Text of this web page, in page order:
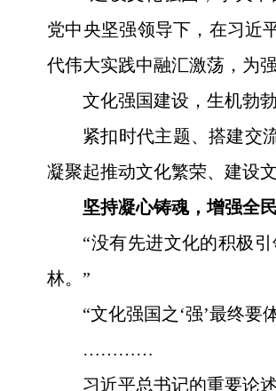
党中央坚强领导下，在习近
代伟大实践中融汇激荡，为
文化强国建设，生机勃
紧扣时代主题、搭建交
凝聚起推动文化繁荣、建设
坚持凝心铸魂，增强全
“没有先进文化的积极
林。”
“文化强国之‘强’最终
…………
习近平总书记的重要论